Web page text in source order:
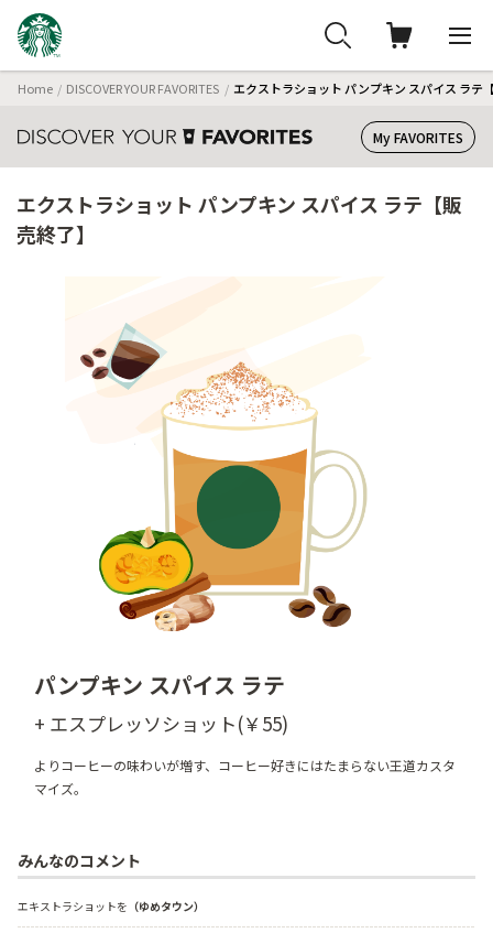
Home DISCOVER YOUR FAVORITES エクストラショット パンプキン スパイス ラテ
My FAVORITES
エクストラショット パンプキン スパイス ラテ【販
売終了】
パンプキン スパイス ラテ
+ エスプレッソショット(￥55)
よりコーヒーの味わいが増す、コーヒー好きにはたまらない王道カスタ
マイズ。
みんなのコメント
エキストラショットを （ゆめタウン）